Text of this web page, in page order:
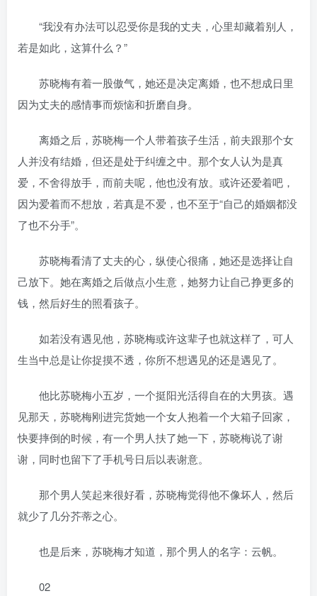
“我没有办法可以忍受你是我的丈夫，心里却藏着别人，
若是如此，这算什么？”
苏晓梅有着一股傲气，她还是决定离婚，也不想成日里
因为丈夫的感情事而烦恼和折磨自身。
离婚之后，苏晓梅一个人带着孩子生活，前夫跟那个女
人并没有结婚，但还是处于纠缠之中。那个女人认为是真
爱，不舍得放手，而前夫呢，他也没有放。或许还爱着吧，
因为爱着而不想放，若真是不爱，也不至于“自己的婚姻都没
了也不分手”。
苏晓梅看清了丈夫的心，纵使心很痛，她还是选择让自
己放下。她在离婚之后做点小生意，她努力让自己挣更多的
钱，然后好生的照看孩子。
如若没有遇见他，苏晓梅或许这辈子也就这样了，可人
生当中总是让你捉摸不透，你所不想遇见的还是遇见了。
他比苏晓梅小五岁，一个挺阳光活得自在的大男孩。遇
见那天，苏晓梅刚进完货她一个女人抱着一个大箱子回家，
快要摔倒的时候，有一个男人扶了她一下，苏晓梅说了谢
谢，同时也留下了手机号日后以表谢意。
那个男人笑起来很好看，苏晓梅觉得他不像坏人，然后
就少了几分芥蒂之心。
也是后来，苏晓梅才知道，那个男人的名字：云帆。
02